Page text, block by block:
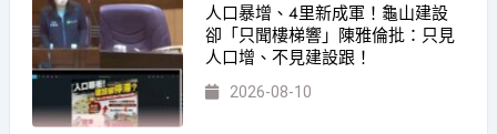
人口暴增、4里新成軍！龜山建設
卻「只聞樓梯響」陳雅倫批：只見
人口增、不見建設跟！
2026-08-10